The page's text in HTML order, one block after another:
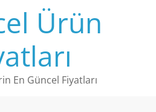
Ürün
En Güncel Fiyatları